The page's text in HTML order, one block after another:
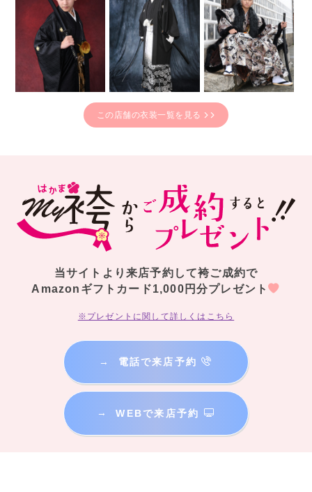
この店舗の衣装一覧を見る
当サイトより来店予約して袴ご成約で
Amazonギフトカード1,000円分プレゼント
※プレゼントに関して詳しくはこちら
→ 電話で来店予約
→ WEBで来店予約